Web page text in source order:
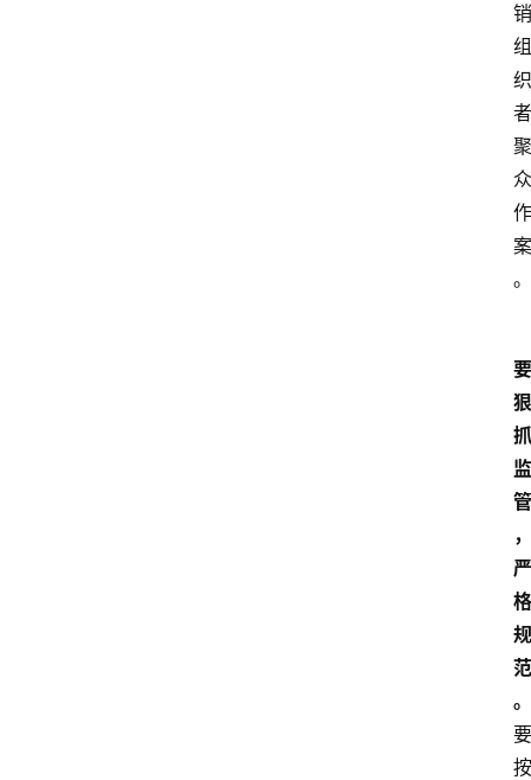
销
组
织
者
聚
众
作
案
。
要
狠
抓
监
管
，
严
格
规
范
。
要
按